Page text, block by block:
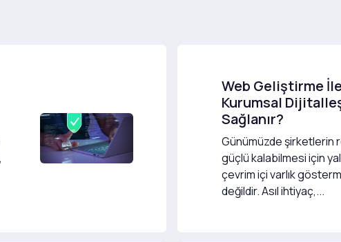
Web Geliştirme
Kurumsal
Sağlanır?
Günümüzde şirketlerin
güçlü kalabilmesi için
çevrim içi varlık
değildir. Asıl ihtiyaç,...